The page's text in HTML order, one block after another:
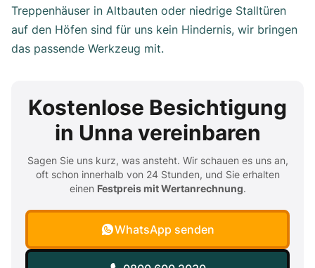
Treppenhäuser in Altbauten oder niedrige Stalltüren
auf den Höfen sind für uns kein Hindernis, wir bringen
das passende Werkzeug mit.
Kostenlose Besichtigung
in Unna vereinbaren
Sagen Sie uns kurz, was ansteht. Wir schauen es uns an,
oft schon innerhalb von 24 Stunden, und Sie erhalten
einen Festpreis mit Wertanrechnung.
WhatsApp senden